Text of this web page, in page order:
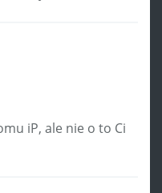
iP, ale nie o to Ci